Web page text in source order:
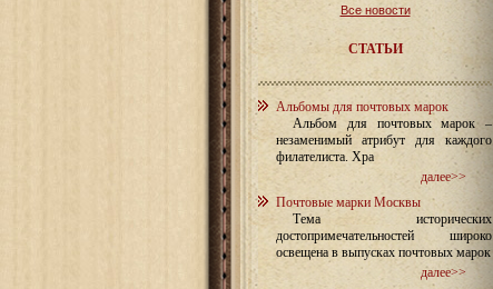
Все новости
СТАТЬИ
Альбомы для почтовых марок
Альбом для почтовых марок –
незаменимый атрибут для каждого
филателиста. Хра
далее>>
Почтовые марки Москвы
Тема исторических
достопримечательностей широко
освещена в выпусках почтовых марок
далее>>